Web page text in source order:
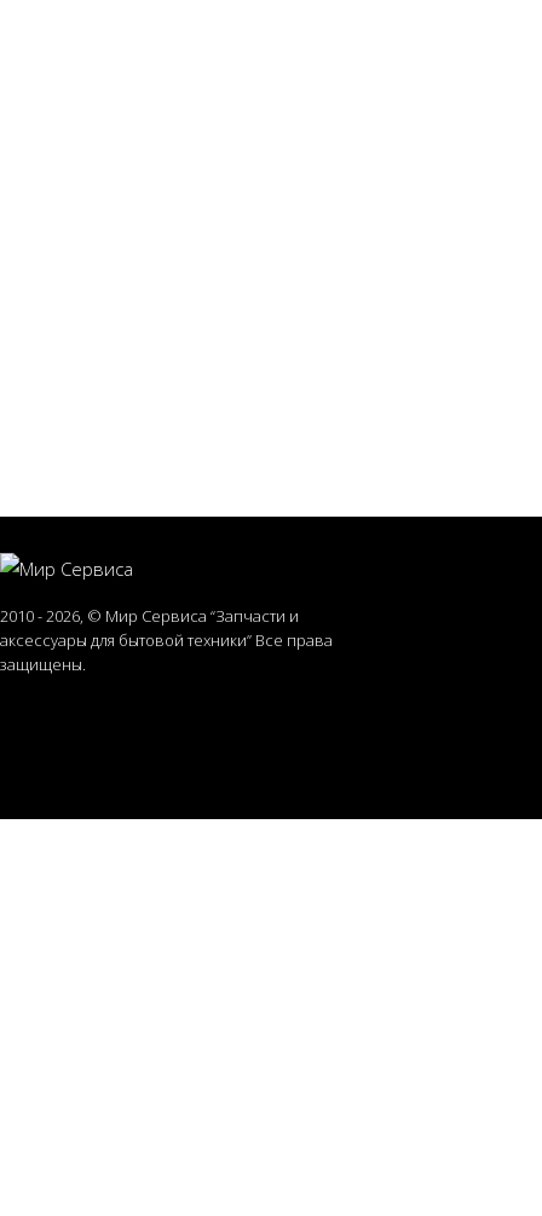
2010 - 2026, © Мир Сервиса “Запчасти и
аксессуары для бытовой техники” Все права
защищены.